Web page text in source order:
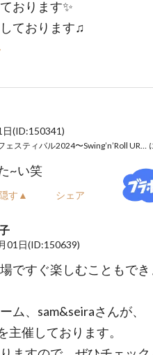
おります✨
ております♫
(ID:150341)
~い笑
す▲ シェア
01日(ID:150639)
ですぐ楽しむこともで
ム、sam&seiraさんが、
主催しております。